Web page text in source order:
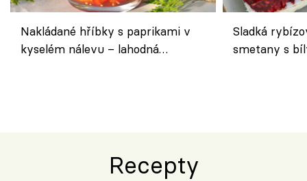
Nakládané hříbky s paprikami v
kyselém nálevu – lahodná
Sladká
smetany s
Recepty